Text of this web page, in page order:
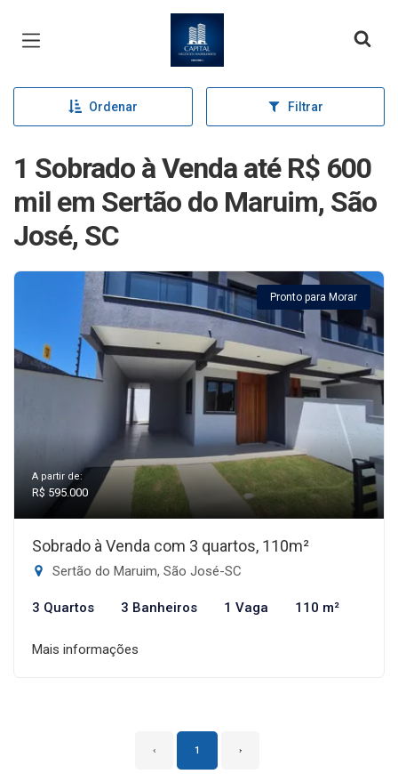
Página inicial
Ordenar Filtrar
1 Sobrado à Venda até R$ 600
mil em Sertão do Maruim, São
José, SC
Pronto para Morar
A partir de:
R$ 595.000
Sobrado à Venda com 3 quartos, 110m²
Sertão do Maruim, São José-SC
3 Quartos 3 Banheiros 1 Vaga 110 m²
Mais informações
‹ 1 ›